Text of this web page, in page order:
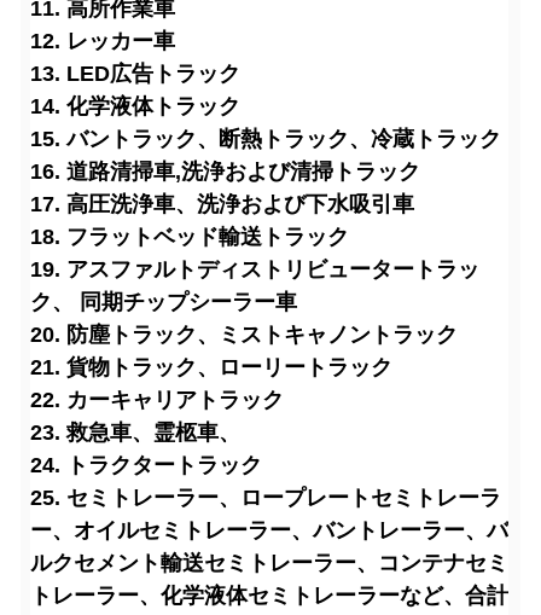
11. 高所作業車
12. レッカー車
13. LED広告トラック
14. 化学液体トラック
15. バントラック、断熱トラック、冷蔵トラック
16. 道路清掃車,洗浄および清掃トラック
17. 高圧洗浄車、洗浄および下水吸引車
18. フラットベッド輸送トラック
19. アスファルトディストリビュータートラッ
ク、 同期チップシーラー車
20. 防塵トラック、ミストキャノントラック
21. 貨物トラック、ローリートラック
22. カーキャリアトラック
23. 救急車、霊柩車、
24. トラクタートラック
25. セミトレーラー、ロープレートセミトレーラ
ー、オイルセミトレーラー、バントレーラー、バ
ルクセメント輸送セミトレーラー、コンテナセミ
トレーラー、化学液体セミトレーラーなど、合計